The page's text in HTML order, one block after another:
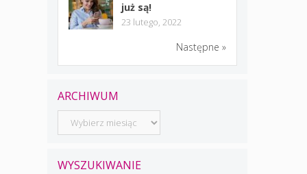
już są!
23 lutego, 2022
Następne »
ARCHIWUM
Archiwum
WYSZUKIWANIE